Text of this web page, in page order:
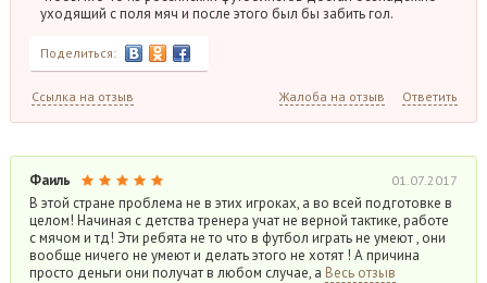
уходящий с поля мяч и после этого был бы забить гол.
Поделиться:
Ссылка на отзыв Жалоба на отзыв Ответить
Фаиль 01.07.2017
В этой стране проблема не в этих игроках, а во всей подготовке в
целом! Начиная с детства тренера учат не верной тактике, работе
с мячом и тд! Эти ребята не то что в футбол играть не умеют , они
вообще ничего не умеют и делать этого не хотят ! А причина
просто деньги они получат в любом случае, а Весь отзыв